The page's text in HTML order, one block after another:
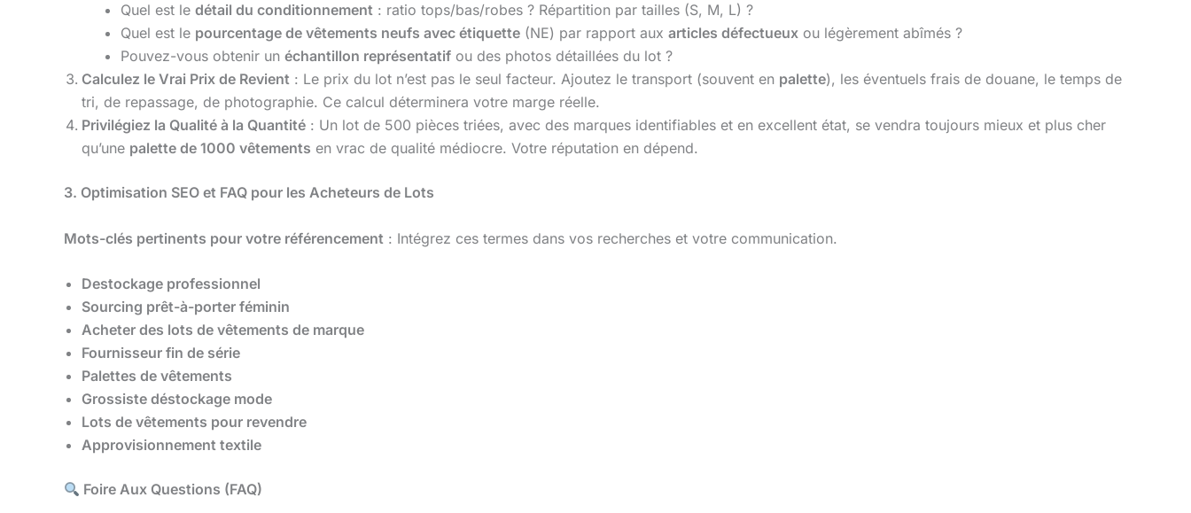
Quel est le détail du conditionnement : ratio tops/bas/robes ? Répartition par tailles (S, M, L) ?
Quel est le pourcentage de vêtements neufs avec étiquette (NE) par rapport aux articles défectueux ou légèrement abîmés ?
Pouvez-vous obtenir un échantillon représentatif ou des photos détaillées du lot ?
Calculez le Vrai Prix de Revient : Le prix du lot n’est pas le seul facteur. Ajoutez le transport (souvent en palette), les éventuels frais de douane, le temps de
tri, de repassage, de photographie. Ce calcul déterminera votre marge réelle.
Privilégiez la Qualité à la Quantité : Un lot de 500 pièces triées, avec des marques identifiables et en excellent état, se vendra toujours mieux et plus cher
qu’une palette de 1000 vêtements en vrac de qualité médiocre. Votre réputation en dépend.
3. Optimisation SEO et FAQ pour les Acheteurs de Lots
Mots-clés pertinents pour votre référencement : Intégrez ces termes dans vos recherches et votre communication.
Destockage professionnel
Sourcing prêt-à-porter féminin
Acheter des lots de vêtements de marque
Fournisseur fin de série
Palettes de vêtements
Grossiste déstockage mode
Lots de vêtements pour revendre
Approvisionnement textile
Foire Aux Questions (FAQ)